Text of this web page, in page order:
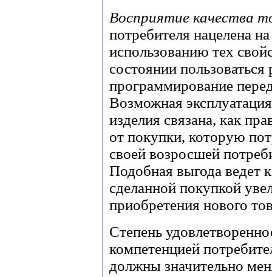
Восприятие качества
потребителя нацелена
использованию тех
состоянии
программирование
Возможная
изделия связана, как
от покупки, которую
своей возросшей
Подобная выгода ведет
сделанной покупкой
приобретения нового
Степень
компетенцией
должны значительно